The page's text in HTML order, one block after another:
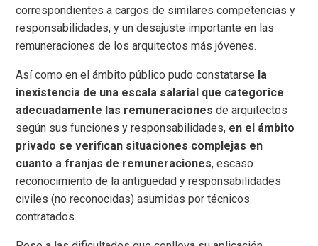
correspondientes a cargos de similares competencias y
responsabilidades, y un desajuste importante en las
remuneraciones de los arquitectos más jóvenes.
Así como en el ámbito público pudo constatarse la
inexistencia de una escala salarial que categorice
adecuadamente las remuneraciones de arquitectos
según sus funciones y responsabilidades, en el ámbito
privado se verifican situaciones complejas en
cuanto a franjas de remuneraciones, escaso
reconocimiento de la antigüedad y responsabilidades
civiles (no reconocidas) asumidas por técnicos
contratados.